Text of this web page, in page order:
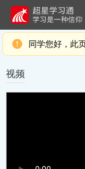
同学您好，此
视频